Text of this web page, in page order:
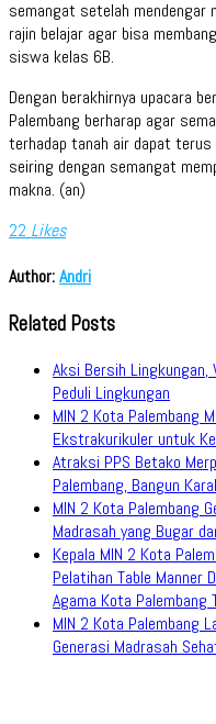
semangat setelah mendengar
rajin belajar agar bisa
siswa kelas 6B.
Dengan berakhirnya upacara
Palembang berharap agar
terhadap tanah air dapat
seiring dengan semangat
makna. (an)
22 Likes
Author:Andri
Related Posts
Aksi Bersih Lingkungan,
Peduli Lingkungan
MIN 2 Kota Palembang
Ekstrakurikuler untuk
Atraksi PPS Betako
Palembang, Bangun
MIN 2 Kota Palembang
Madrasah yang Bugar
Kepala MIN 2 Kota
Pelatihan Table Manner
Agama Kota Palembang
MIN 2 Kota Palembang
Generasi Madrasah